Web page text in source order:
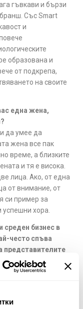
гъвкави и бързи
Със Smart
и
образована и
от подкрепа,
на своите
една жена,
да умее да
жена все пак
време, а близките
и тя е висока.
лица. Ако, от една
от внимание, от
си пример за
хора.
среден бизнес в
често спъва
представителите
Затова